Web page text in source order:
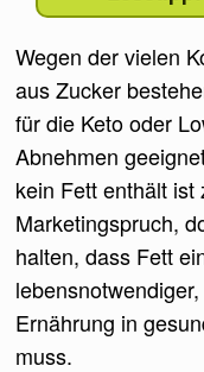
Wegen der vielen
aus Zucker
für die Keto oder
Abnehmen
kein Fett enthält
Marketingspruch,
halten, dass Fett
Ernährung in
muss.